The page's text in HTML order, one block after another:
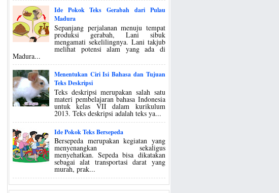
Ide Pokok Teks Gerabah dari Pulau
Madura
Sepanjang perjalanan menuju tempat
produksi gerabah, Lani sibuk
mengamati sekelilingnya. Lani takjub
melihat potensi alam yang ada di
Madura...
Menentukan Ciri Isi Bahasa dan Tujuan
Teks Deskripsi
Teks deskripsi merupakan salah satu
materi pembelajaran bahasa Indonesia
untuk kelas VII dalam kurikulum
2013. Teks deskripsi adalah teks ya...
Ide Pokok Teks Bersepeda
Bersepeda merupakan kegiatan yang
menyenangkan sekaligus
menyehatkan. Sepeda bisa dikatakan
sebagai alat transportasi darat yang
murah, prak...